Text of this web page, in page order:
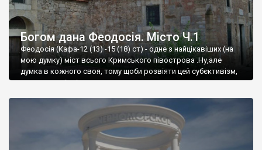
Богом дана Феодосія. Місто Ч.1
Феодосія (Кафа-12 (13) -15 (18) ст) - одне з найцікавіших (на
мою думку) міст всього Кримського півострова .Ну,але
думка в кожного своя, тому щоби розвіяти цей субєктивізм,
запрошую відвідати це